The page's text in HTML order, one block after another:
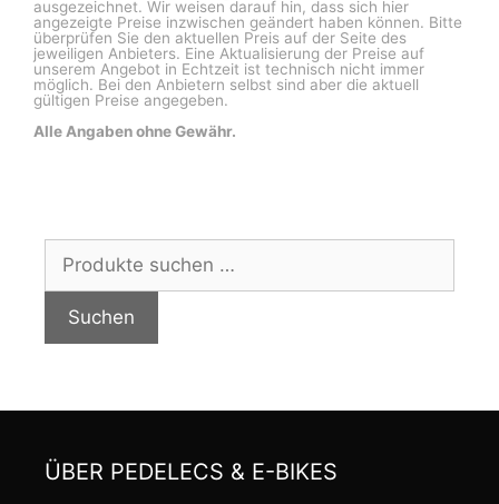
ausgezeichnet. Wir weisen darauf hin, dass sich hier
angezeigte Preise inzwischen geändert haben können. Bitte
überprüfen Sie den aktuellen Preis auf der Seite des
jeweiligen Anbieters. Eine Aktualisierung der Preise auf
unserem Angebot in Echtzeit ist technisch nicht immer
möglich. Bei den Anbietern selbst sind aber die aktuell
gültigen Preise angegeben.
Alle Angaben ohne Gewähr.
nach:
Suchen
ÜBER PEDELECS & E-BIKES